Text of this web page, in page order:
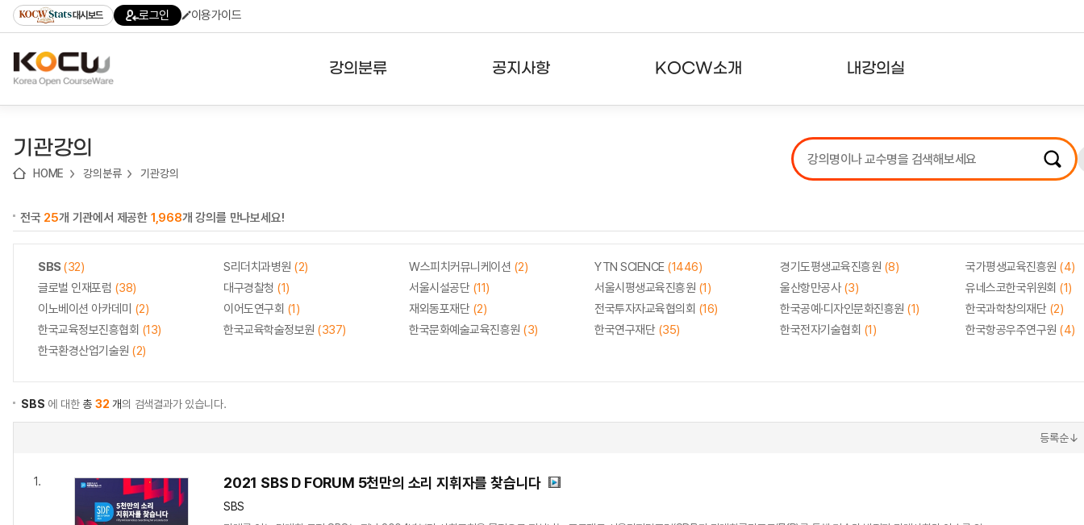
기
기
기
content)
가
대시보드 로그인 이용가이드
강의분류 공지사항 KOCW소개 내강의실
강의리스트
수강확인증강의
기관강의
HOME 강의분류 기관강의
전국 25개 기관에서 제공한 1,968개 강의를 만나보세요!
SBS (32) S리더치과병원 (2) W스피치커뮤니케이션 (2) YTN SCIENCE (1446) 경기도평생교육진흥원 (8) 국가평생교육진흥원 (4)
글로벌 인재포럼 (38) 대구경찰청 (1) 서울시설공단 (11) 서울시평생교육진흥원 (1) 울산항만공사 (3) 유네스코한국위원회 (1)
이노베이션 아카데미 (2) 이어도연구회 (1) 재외동포재단 (2) 전국투자자교육협의회 (16) 한국공예·디자인문화진흥원 (1) 한국과학창의재단 (2)
한국교육정보진흥협회 (13) 한국교육학술정보원 (337) 한국문화예술교육진흥원 (3) 한국연구재단 (35) 한국전자기술협회 (1) 한국항공우주연구원 (4)
한국환경산업기술원 (2)
SBS 에 대한총 32 개의 검색결과가 있습니다.
등록순↓
1. 2021 SBS D FORUM 5천만의 소리 지휘자를 찾습니다
SBS